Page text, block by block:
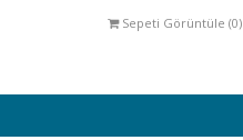
Sepeti Görüntüle (0)